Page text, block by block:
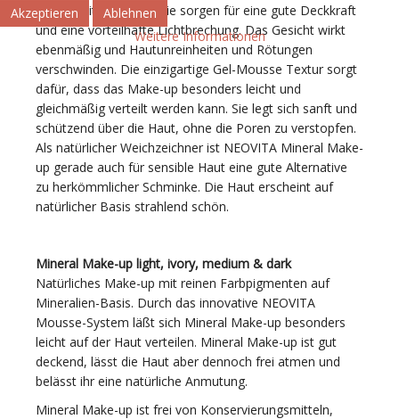
Lebensmittelqualität. Sie sorgen für eine gute Deckkraft
und eine vorteilhafte Lichtbrechung. Das Gesicht wirkt
ebenmäßig und Hautunreinheiten und Rötungen
verschwinden. Die einzigartige Gel-Mousse Textur sorgt
dafür, dass das Make-up besonders leicht und
gleichmäßig verteilt werden kann. Sie legt sich sanft und
schützend über die Haut, ohne die Poren zu verstopfen.
Als natürlicher Weichzeichner ist NEOVITA Mineral Make-
up gerade auch für sensible Haut eine gute Alternative
zu herkömmlicher Schminke. Die Haut erscheint auf
natürlicher Basis strahlend schön.
Mineral Make-up light, ivory, medium & dark
Natürliches Make-up mit reinen Farbpigmenten auf
Mineralien-Basis. Durch das innovative NEOVITA
Mousse-System läßt sich Mineral Make-up besonders
leicht auf der Haut verteilen. Mineral Make-up ist gut
deckend, lässt die Haut aber dennoch frei atmen und
belässt ihr eine natürliche Anmutung.
Mineral Make-up ist frei von Konservierungsmitteln,
Akzeptieren
Ablehnen
Weitere Informationen